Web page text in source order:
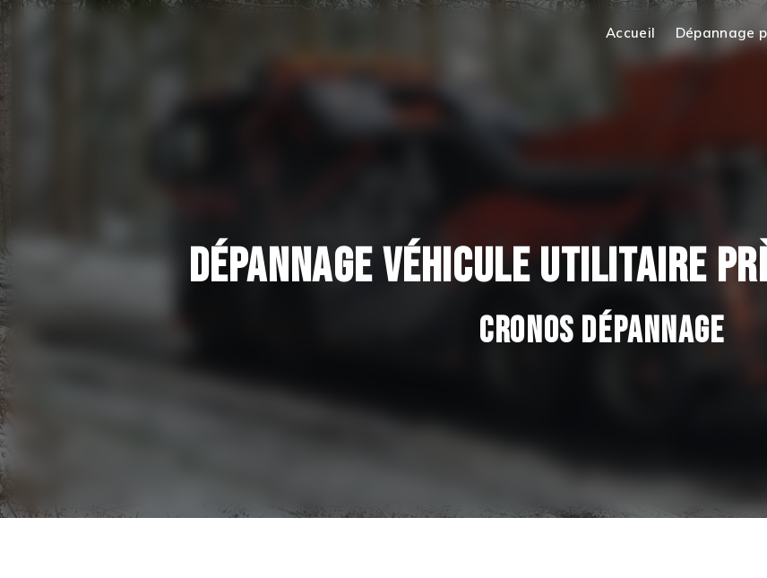
Accueil Dépannage
DÉPANNAGE VÉHICULE UTILITAIRE
CRONOS DÉPANNAGE
Panneau de gestion des cookies